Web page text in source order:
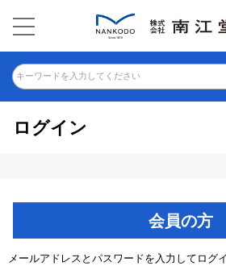
キーワードを入力してください
ログイン
会員の方
メールアドレスとパスワードを入力してログ